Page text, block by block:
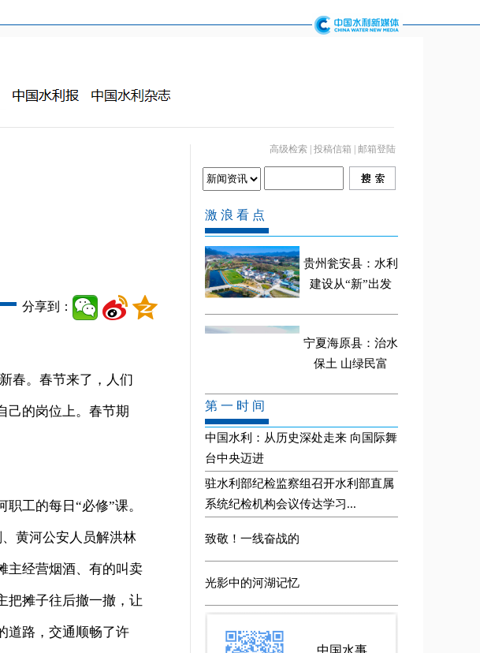
高级检索 投稿信箱 邮箱登陆
分享到：
春。春节来了，人们
己的岗位上。春节期
工的每日“必修”课。
黄河公安人员解洪林
主经营烟酒、有的叫卖
把摊子往后撤一撤，让
道路，交通顺畅了许